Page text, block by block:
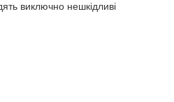
виключно нешкідливі